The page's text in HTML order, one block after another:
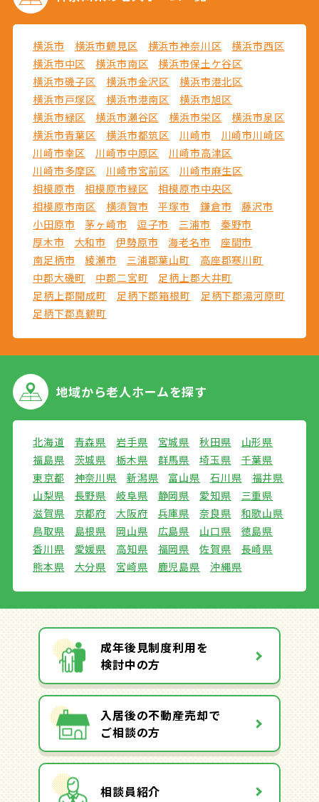
横浜市 横浜市鶴見区 横浜市神奈川区
横浜市西区
横浜市中区
横浜市南区
横浜市保土ケ谷区
横浜市磯子区
横浜市金沢区
横浜市港北区
横浜市戸塚区
横浜市港南区
横浜市旭区
横浜市緑区
横浜市瀬谷区 横浜市栄区
横浜市泉区
横浜市青葉区
横浜市都筑区 川崎市
川崎市川崎区
川崎市幸区
川崎市中原区
川崎市高津区
川崎市多摩区
川崎市宮前区
川崎市麻生区
相模原市
相模原市緑区
相模原市中央区
相模原市南区
横須賀市 平塚市 鎌倉市
藤沢市
小田原市
茅ヶ崎市 逗子市 三浦市
秦野市
厚木市
大和市 伊勢原市 海老名市
座間市
南足柄市
綾瀬市 三浦郡葉山町
高座郡寒川町
中郡大磯町
中郡二宮町
足柄上郡大井町
足柄上郡開成町
足柄下郡箱根町
足柄下郡湯河原町
足柄下郡真鶴町
地域から老人ホームを探す
北海道 青森県 岩手県 宮城県 秋田県
山形県
福島県
茨城県 栃木県 群馬県 埼玉県
千葉県
東京都
神奈川県 新潟県 富山県 石川県
福井県
山梨県
長野県 岐阜県 静岡県 愛知県
三重県
滋賀県
京都府 大阪府 兵庫県 奈良県
和歌山県
鳥取県
島根県 岡山県 広島県 山口県
徳島県
香川県
愛媛県 高知県 福岡県 佐賀県
長崎県
熊本県
大分県 宮崎県 鹿児島県 沖縄県
成年後見制度利用を
検討中の方
入居後の不動産売却で
ご相談の方
相談員紹介